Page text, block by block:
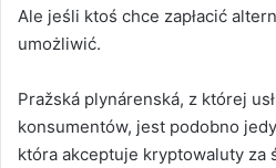
Ale jeśli ktoś chce zapłacić
umożliwić.
Pražská plynárenská, z której
konsumentów, jest podobno
która akceptuje kryptowaluty za